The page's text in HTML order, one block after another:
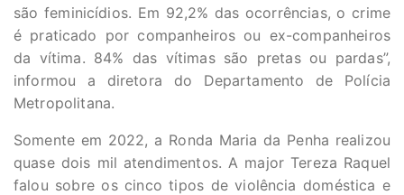
são feminicídios. Em 92,2% das ocorrências, o crime
é praticado por companheiros ou ex-companheiros
da vítima. 84% das vítimas são pretas ou pardas”,
informou a diretora do Departamento de Polícia
Metropolitana.
Somente em 2022, a Ronda Maria da Penha realizou
quase dois mil atendimentos. A major Tereza Raquel
falou sobre os cinco tipos de violência doméstica e